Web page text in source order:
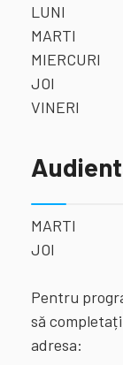
MIERCURI
Pentru
să
adresa: